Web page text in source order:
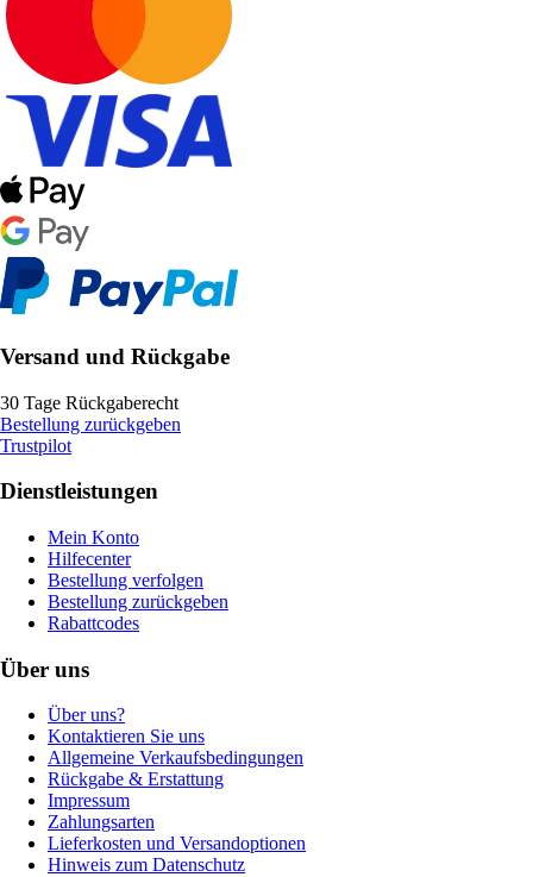
Versand und Rückgabe
30 Tage Rückgaberecht
Bestellung zurückgeben
Trustpilot
Dienstleistungen
Mein Konto
Hilfecenter
Bestellung verfolgen
Bestellung zurückgeben
Rabattcodes
Über uns
Über uns?
Kontaktieren Sie uns
Allgemeine Verkaufsbedingungen
Rückgabe & Erstattung
Impressum
Zahlungsarten
Lieferkosten und Versandoptionen
Hinweis zum Datenschutz